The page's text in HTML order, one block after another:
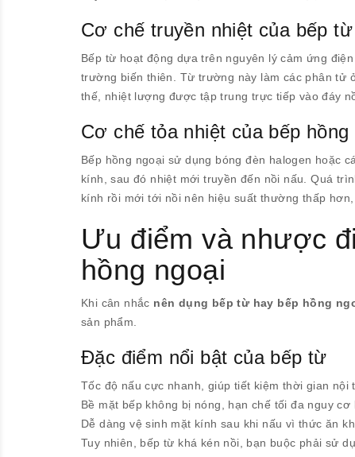
Cơ chế truyền nhiệt của bếp từ
Bếp từ hoạt động dựa trên nguyên lý cảm ứng
trường biến thiên. Từ trường này làm các phân tử
thế, nhiệt lượng được tập trung trực tiếp vào đáy
Cơ chế tỏa nhiệt của bếp hồng
Bếp hồng ngoại sử dụng bóng đèn halogen hoặc
kính, sau đó nhiệt mới truyền đến nồi nấu. Quá
kính rồi mới tới nồi nên hiệu suất thường thấp hơn,
Ưu điểm và nhược
hồng ngoại
Khi cân nhắc nên dụng bếp từ hay bếp hồng
sản phẩm.
Đặc điểm nổi bật của bếp từ
Tốc độ nấu cực nhanh, giúp tiết kiệm thời gian nội
Bề mặt bếp không bị nóng, hạn chế tối đa nguy cơ
Dễ dàng vệ sinh mặt kính sau khi nấu vì thức ăn
Tuy nhiên, bếp từ khá kén nồi, bạn buộc phải sử